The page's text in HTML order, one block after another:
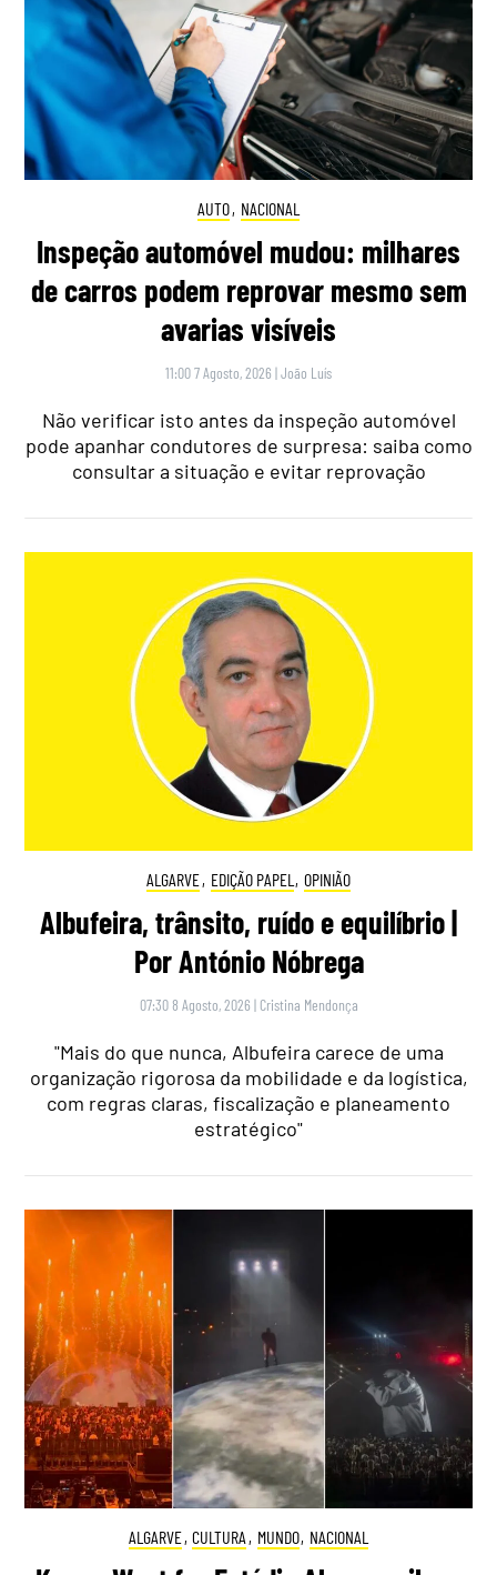
AUTO, NACIONAL
Inspeção automóvel mudou: milhares
de carros podem reprovar mesmo sem
avarias visíveis
11:00 7 Agosto, 2026 |João Luís
Não verificar isto antes da inspeção automóvel
pode apanhar condutores de surpresa: saiba como
consultar a situação e evitar reprovação
ALGARVE, EDIÇÃO PAPEL , OPINIÃO
Albufeira, trânsito, ruído e equilíbrio |
Por António Nóbrega
07:30 8 Agosto, 2026 | Cristina Mendonça
"Mais do que nunca, Albufeira carece de uma
organização rigorosa da mobilidade e da logística,
com regras claras, fiscalização e planeamento
estratégico"
ALGARVE, CULTURA , MUNDO, NACIONAL